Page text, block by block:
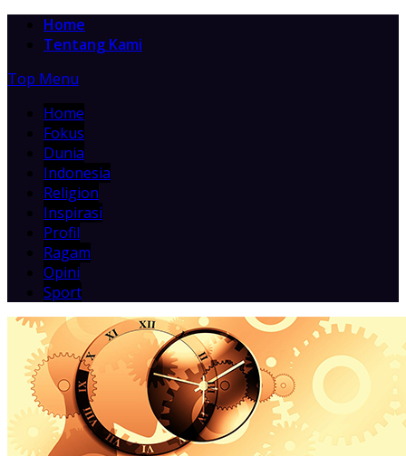
Home
Tentang Kami
Top Menu
Home
Fokus
Dunia
Indonesia
Religion
Inspirasi
Profil
Ragam
Opini
Sport